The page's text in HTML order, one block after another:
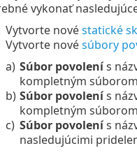
vykonať
Vytvorte novéstatické
Vytvorte novésúbory
a) Súbor povolenís
kompletným
b) Súbor povolenís
kompletným
c) Súbor povolenís
nasledujúcimi